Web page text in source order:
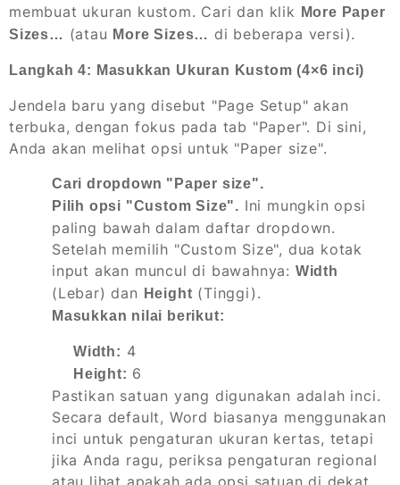
membuat ukuran kustom. Cari dan klik
More Paper
Sizes… (atau More Sizes… di beberapa versi).
Langkah 4: Masukkan Ukuran Kustom (4×6 inci)
Jendela baru yang disebut "Page Setup" akan
terbuka, dengan fokus pada tab "Paper". Di sini,
Anda akan melihat opsi untuk "Paper size".
Cari dropdown "Paper size".
Pilih opsi "Custom Size". Ini mungkin opsi
paling bawah dalam daftar dropdown.
Setelah memilih "Custom Size", dua kotak
input akan muncul di bawahnya: Width
(Lebar) dan Height (Tinggi).
Masukkan nilai berikut:
Width: 4
Height: 6
Pastikan satuan yang digunakan adalah inci.
Secara default, Word biasanya menggunakan
inci untuk pengaturan ukuran kertas, tetapi
jika Anda ragu, periksa pengaturan regional
atau lihat apakah ada opsi satuan di dekat